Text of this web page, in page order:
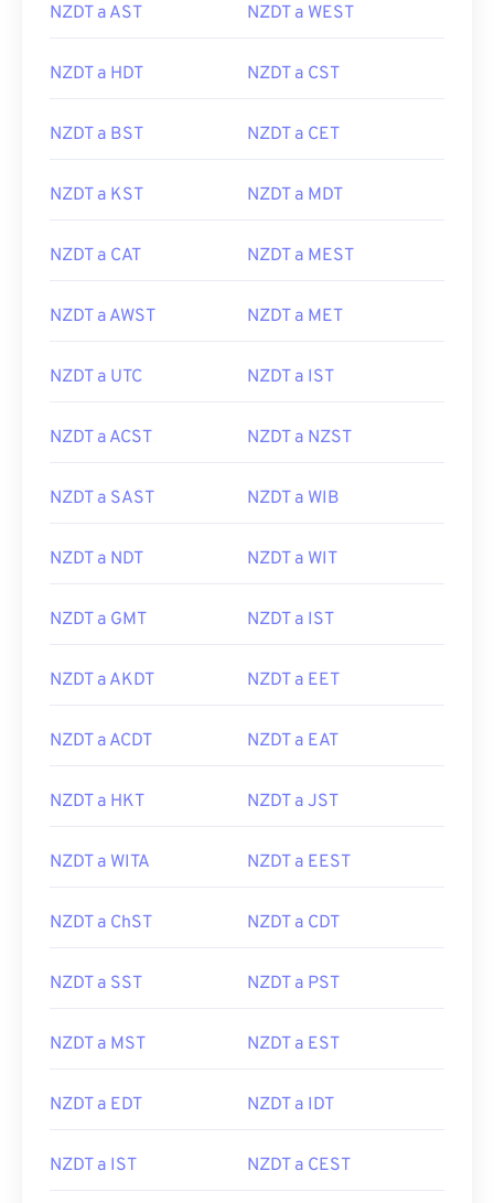
NZDT a AST NZDT a WEST
NZDT a HDT NZDT a CST
NZDT a BST NZDT a CET
NZDT a KST NZDT a MDT
NZDT a CAT NZDT a MEST
NZDT a AWST NZDT a MET
NZDT a UTC NZDT a IST
NZDT a ACST NZDT a NZST
NZDT a SAST NZDT a WIB
NZDT a NDT NZDT a WIT
NZDT a GMT NZDT a IST
NZDT a AKDT NZDT a EET
NZDT a ACDT NZDT a EAT
NZDT a HKT NZDT a JST
NZDT a WITA NZDT a EEST
NZDT a ChST NZDT a CDT
NZDT a SST NZDT a PST
NZDT a MST NZDT a EST
NZDT a EDT NZDT a IDT
NZDT a IST NZDT a CEST